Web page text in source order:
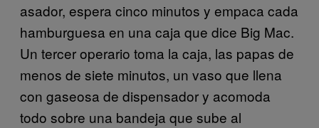
asador, espera cinco minutos y empaca cada
hamburguesa en una caja que dice Big Mac.
Un tercer operario toma la caja, las papas de
menos de siete minutos, un vaso que llena
con gaseosa de dispensador y acomoda
todo sobre una bandeja que sube al